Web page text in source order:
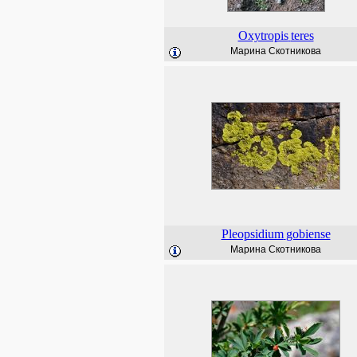
Oxytropis teres
Марина Скотникова
Pleopsidium gobiense
Марина Скотникова